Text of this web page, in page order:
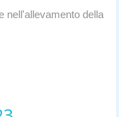
nell'allevamento della